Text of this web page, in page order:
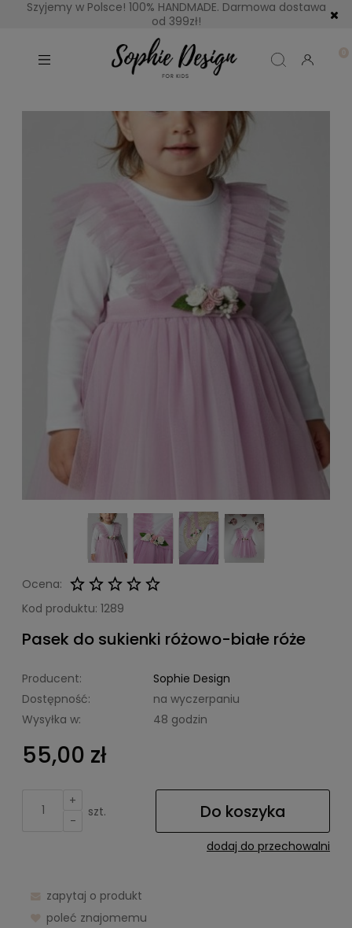
Szyjemy w Polsce! 100% HANDMADE. Darmowa dostawa
od 399zł!
Ocena:
Kod produktu: 1289
Pasek do sukienki różowo-białe róże
Producent:
Sophie Design
Dostępność:
na wyczerpaniu
Wysyłka w:
48 godzin
55,00 zł
+
-
szt. Do koszyka
dodaj do przechowalni
zapytaj o produkt
poleć znajomemu